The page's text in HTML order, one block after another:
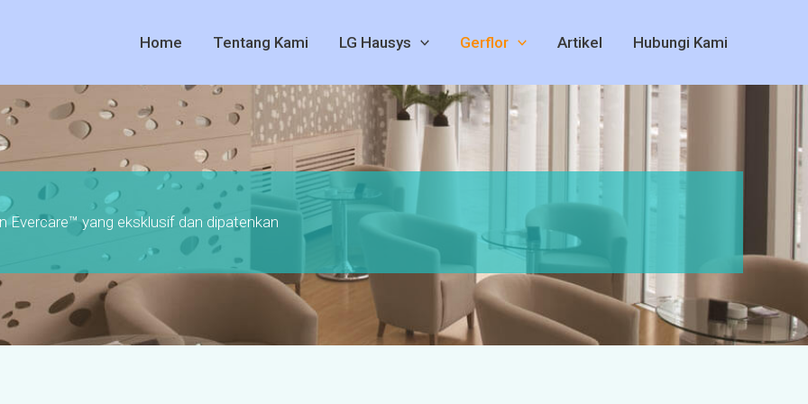
Home Tentang Kami LG Hausys Gerflor Artikel Hubungi Kami
yang eksklusif dan dipatenkan